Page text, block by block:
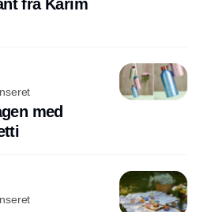
fra Karim
med